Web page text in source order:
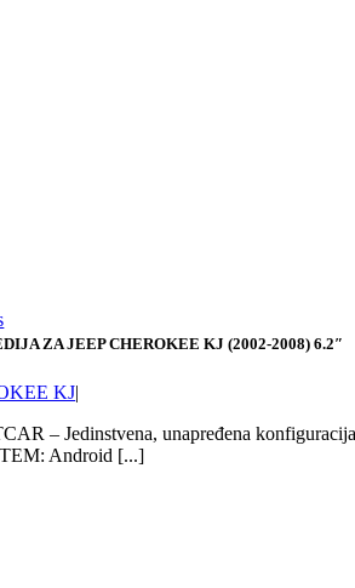
ZA JEEP CHEROKEE KJ (2002-2008) 6.2″
KJ|
– Jedinstvena, unapređena
Android [...]